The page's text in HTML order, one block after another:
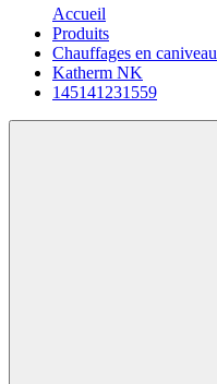
Accueil
Produits
Chauffages en caniveau
Katherm NK
145141231559